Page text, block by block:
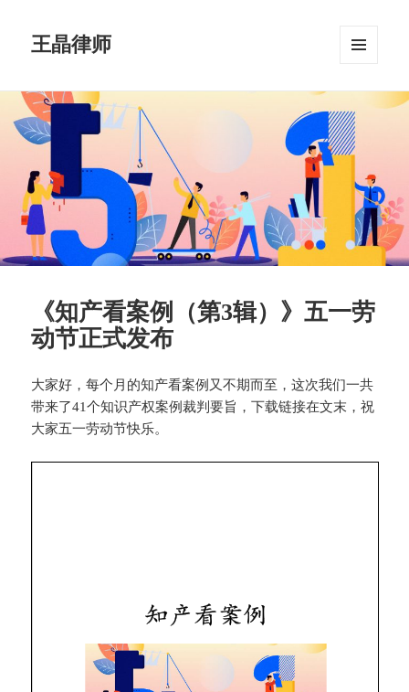
王晶律师
《知产看案例（第3辑）》五一劳
动节正式发布
大家好，每个月的知产看案例又不期而至，这次我们一共
带来了41个知识产权案例裁判要旨，下载链接在文末，祝
大家五一劳动节快乐。